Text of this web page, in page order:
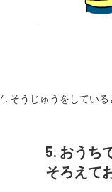
4. そうじゅうをしている
5. おうち
そろえて